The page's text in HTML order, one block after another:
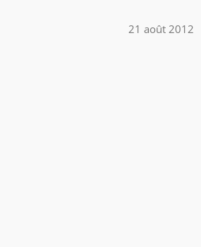
21 août 2012